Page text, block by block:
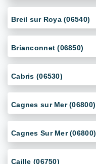
Breil sur Roya (06540)
Brianconnet (06850)
Cabris (06530)
Cagnes sur Mer (06800)
Cagnes Sur Mer (06800)
Caille (06750)